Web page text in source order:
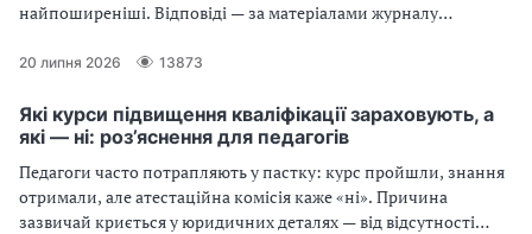
найпоширеніші. Відповіді — за матеріалами журналу
20 липня 2026 13873
Які курси підвищення кваліфікації зараховують, а
які — ні: роз’яснення для педагогів
Педагоги часто потрапляють у пастку: курс пройшли, знання
отримали, але атестаційна комісія каже «ні». Причина
зазвичай криється у юридичних деталях — від відсутності